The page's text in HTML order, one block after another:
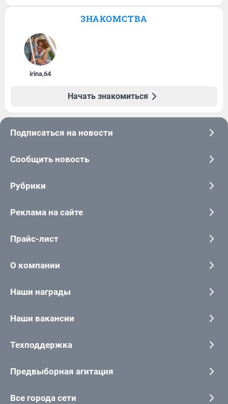
ЗНАКОМСТВА
irina,64
Начать знакомиться
Подписаться на новости
Сообщить новость
Рубрики
Реклама на сайте
Прайс-лист
О компании
Наши награды
Наши вакансии
Техподдержка
Предвыборная агитация
Все города сети